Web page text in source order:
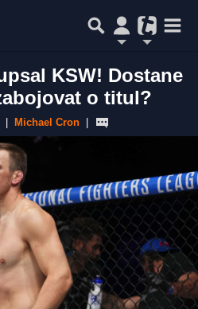
KSW! Dostane
o titul?
Michael Cron